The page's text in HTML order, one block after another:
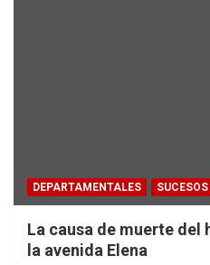
DEPARTAMENTALES SUCESOS
La causa de muerte del
la avenida Elena